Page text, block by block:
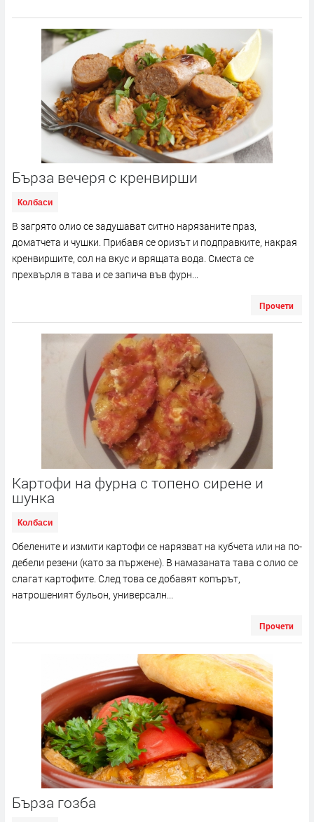
Бърза вечеря с кренвирши
Колбаси
В загрято олио се задушават ситно нарязаните праз,
доматчета и чушки. Прибавя се оризът и подправките, накрая
кренвиршите, сол на вкус и врящата вода. Сместа се
прехвърля в тава и се запича във фурн...
Прочети
Картофи на фурна с топено сирене и
шунка
Колбаси
Обелените и измити картофи се нарязват на кубчета или на по-
дебели резени (като за пържене). В намазаната тава с олио се
слагат картофите. След това се добавят копърът,
натрошеният бульон, универсалн...
Прочети
Бърза гозба